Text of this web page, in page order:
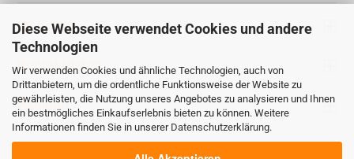
Diese Webseite verwendet Cookies und andere
Technologien
Wir verwenden Cookies und ähnliche Technologien, auch von
Drittanbietern, um die ordentliche Funktionsweise der Website zu
gewährleisten, die Nutzung unseres Angebotes zu analysieren und Ihnen
ein bestmögliches Einkaufserlebnis bieten zu können. Weitere
Informationen finden Sie in unserer Datenschutzerklärung.
Ihr Konto
Kontaktdaten
Zahlung